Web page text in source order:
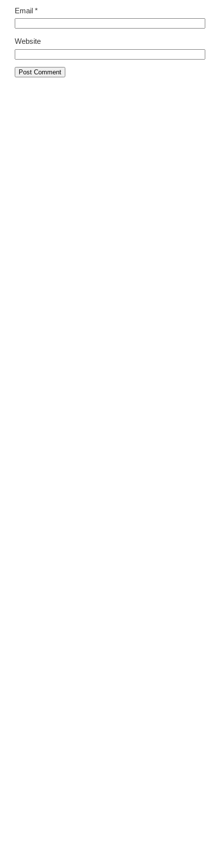
Email*
Website